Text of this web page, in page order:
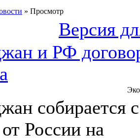
» Просмотр
Версия
и РФ
собирается
России на